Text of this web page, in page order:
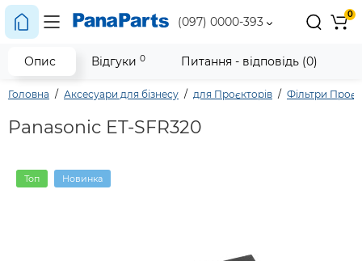
(097) 0000-393
0
Головна Аксесуари для бізнесу для Проєкторів Фільтри
Panasonic ET-SFR320
Топ Новинка
Опис Відгуки 0 Питання - відповідь (0)